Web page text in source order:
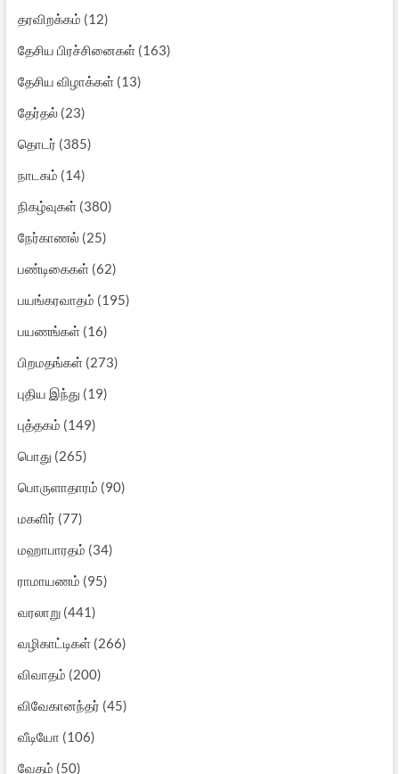
தரவிறக்கம் (12)
தேசிய பிரச்சினைகள்(163)
தேசிய விழாக்கள்(13)
தேர்தல்(23)
தொடர் (385)
நாடகம் (14)
நிகழ்வுகள்(380)
நேர்காணல்(25)
பண்டிகைகள்(62)
பயங்கரவாதம் (195)
பயணங்கள்(16)
பிறமதங்கள்(273)
புதிய இந்து (19)
புத்தகம் (149)
பொது (265)
பொருளாதாரம் (90)
மகளிர் (77)
மஹாபாரதம் (34)
ராமாயணம் (95)
வரலாறு(441)
வழிகாட்டிகள்(266)
விவாதம் (200)
விவேகானந்தர் (45)
வீடியோ (106)
வேதம் (50)